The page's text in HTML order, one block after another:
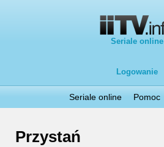
Seriale online
Logowanie
Seriale online Pomoc
Przystań